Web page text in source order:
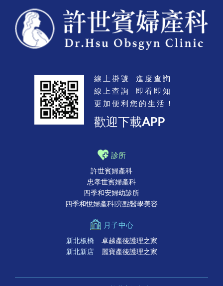
線上掛號 進度查詢
線上查詢 即看即知
更加便利您的生活！
歡迎下載APP
診所
許世賓婦產科
忠孝世賓婦產科
四季和安婦幼診所
四季和悅婦產科|亮點醫學美容
月子中心
新北板橋
卓越產後護理之家
新北新店
麗寶產後護理之家